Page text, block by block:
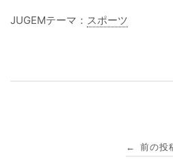
JUGEMテーマ： スポーツ
← 前の投